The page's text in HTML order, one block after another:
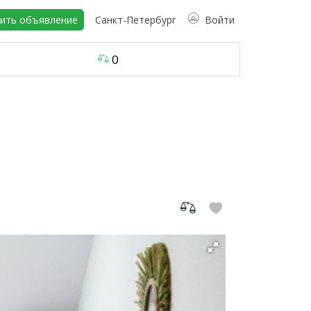
объявление Санкт-Петербург Войти
0